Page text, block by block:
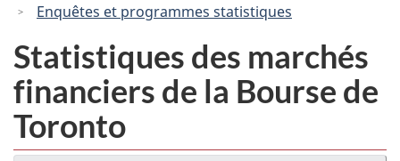
Enquêtes et programmes statistiques
Statistiques des marchés
financiers de la Bourse de
Toronto